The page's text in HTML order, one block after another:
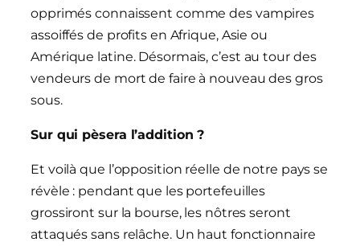
opprimés connaissent comme des vampires
assoiffés de profits en Afrique, Asie ou
Amérique latine. Désormais, c’est au tour des
vendeurs de mort de faire à nouveau des gros
sous.
Sur qui pèsera l’addition ?
Et voilà que l’opposition réelle de notre pays se
révèle : pendant que les portefeuilles
grossiront sur la bourse, les nôtres seront
attaqués sans relâche. Un haut fonctionnaire